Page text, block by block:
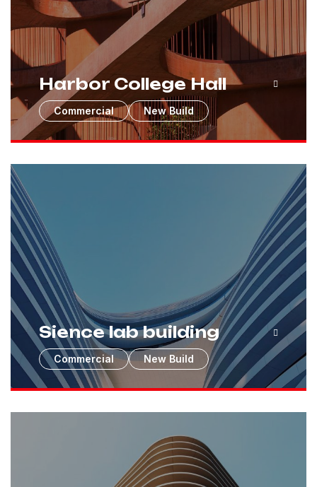
Harbor College Hall
Commercial New Build
Sience lab building
Commercial New Build